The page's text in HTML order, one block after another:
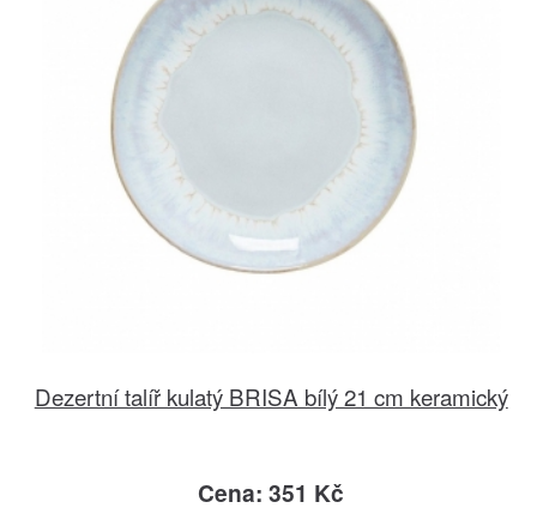
Dezertní talíř kulatý BRISA bílý 21 cm keramický
Cena: 351 Kč